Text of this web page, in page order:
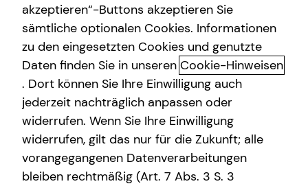
Mit mytecis – Finanzen und
Versicherungen digital verwalten
Mit mytecis hast du deine Finanzen, Versicherungen und
wichtigen Dokumente jederzeit im Blick.
Verwalte deine Verträge, behalte deine Konten und
Depots im Überblick und stehe jederzeit mit mir in
akzeptieren“-Buttons akzeptieren Sie
sämtliche optionalen Cookies. Informationen
zu den eingesetzten Cookies und genutzte
Daten finden Sie in unseren Cookie-Hinweisen
. Dort können Sie Ihre Einwilligung auch
jederzeit nachträglich anpassen oder
widerrufen. Wenn Sie Ihre Einwilligung
widerrufen, gilt das nur für die Zukunft; alle
vorangegangenen Datenverarbeitungen
bleiben rechtmäßig (Art. 7 Abs. 3 S. 3